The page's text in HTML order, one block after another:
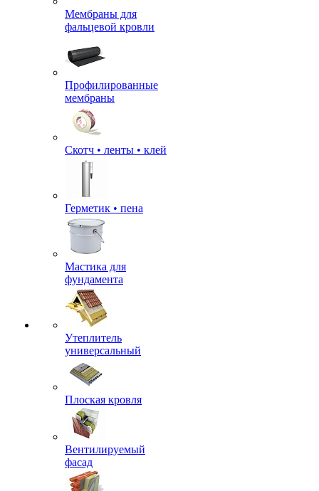
Мембраны для
фальцевой кровли
Профилированные
мембраны
Скотч • ленты • клей
Герметик • пена
Мастика для
фундамента
Утеплитель
универсальный
Плоская кровля
Вентилируемый
фасад